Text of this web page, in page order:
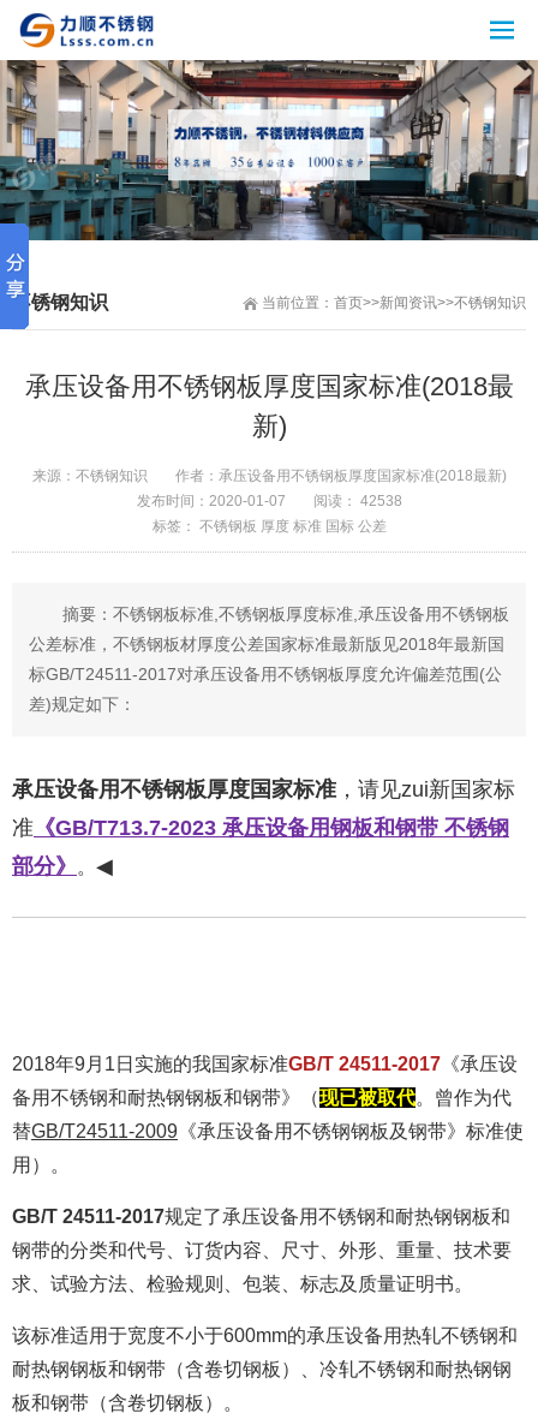
当前位置： 首页>>新闻资讯>>不锈钢知识
不锈钢知识
承压设备用不锈钢板厚度国家标准(2018最
新)
来源： 不锈钢知识 作者： 承压设备用不锈钢板厚度国家标准(2018最新)
发布时间： 2020-01-07
阅读： 42538
标签： 不锈钢板 厚度 标准 国标 公差
摘要：不锈钢板标准,不锈钢板厚度标准,承压设备用不锈钢板
公差标准，不锈钢板材厚度公差国家标准最新版见2018年最新国
标GB/T24511-2017对承压设备用不锈钢板厚度允许偏差范围(公
差)规定如下：
承压设备用不锈钢板厚度国家标准 ，请见zui新国家标
准 《GB/T713.7-2023 承压设备用钢板和钢带 不锈钢
部分》
。 ◀
2018年9月1日实施的我国家标准GB/T 24511-2017 《承压设
备用不锈钢和耐热钢钢板和钢带》（现已被取代。曾作为代
替GB/T24511-2009 《承压设备用不锈钢钢板及钢带》标准使
用）。
GB/T 24511-2017规定了承压设备用不锈钢和耐热钢钢板和
钢带的分类和代号、订货内容、尺寸、外形、重量、技术要
求、试验方法、检验规则、包装、标志及质量证明书。
该标准适用于宽度不小于600mm的承压设备用热轧不锈钢和
耐热钢钢板和钢带（含卷切钢板）、冷轧不锈钢和耐热钢钢
板和钢带（含卷切钢板）。